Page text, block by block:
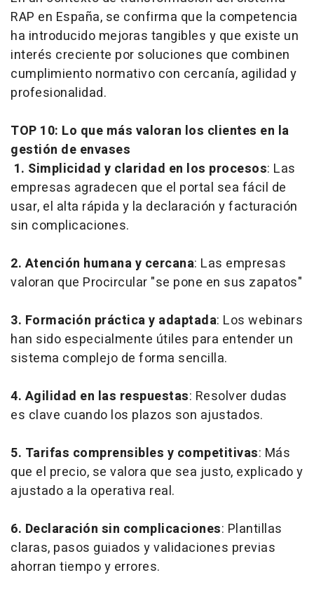
RAP en España, se confirma que la competencia
ha introducido mejoras tangibles y que existe un
interés creciente por soluciones que combinen
cumplimiento normativo con cercanía, agilidad y
profesionalidad.
TOP 10: Lo que más valoran los clientes en la
gestión de envases
1. Simplicidad y claridad en los procesos: Las
empresas agradecen que el portal sea fácil de
usar, el alta rápida y la declaración y facturación
sin complicaciones.
2. Atención humana y cercana: Las empresas
valoran que Procircular "se pone en sus zapatos"
3. Formación práctica y adaptada: Los webinars
han sido especialmente útiles para entender un
sistema complejo de forma sencilla.
4. Agilidad en las respuestas: Resolver dudas
es clave cuando los plazos son ajustados.
5. Tarifas comprensibles y competitivas: Más
que el precio, se valora que sea justo, explicado y
ajustado a la operativa real.
6. Declaración sin complicaciones: Plantillas
claras, pasos guiados y validaciones previas
ahorran tiempo y errores.